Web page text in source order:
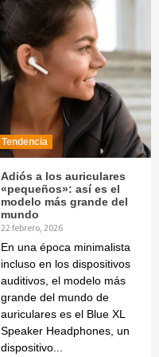
Tendencia
Adiós a los auriculares
«pequeños»: así es el
modelo más grande del
mundo
22 febrero, 2026
En una época minimalista
incluso en los dispositivos
auditivos, el modelo más
grande del mundo de
auriculares es el Blue XL
Speaker Headphones, un
dispositivo...